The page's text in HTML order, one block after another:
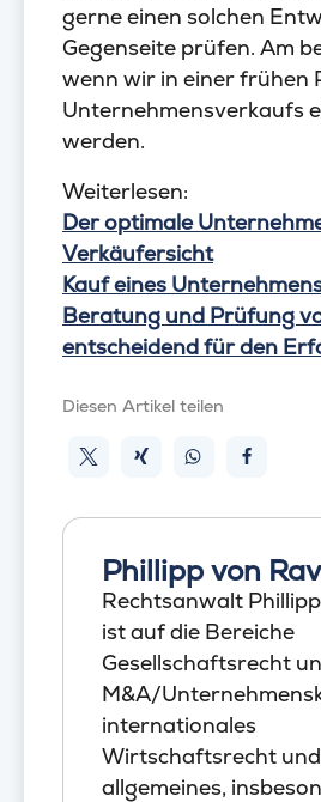
gerne einen solchen
Gegenseite prüfen. Am
wenn wir in einer frühen
Unternehmensverkaufs
werden.
Weiterlesen:
Der optimale
Verkäufersicht
Kauf eines
Beratung und Prüfung
entscheidend für den
Diesen Artikel teilen
Phillipp von
Rechtsanwalt
ist auf die Bereiche
Gesellschaftsrecht
M&A/
internationales
Wirtschaftsrecht und
allgemeines,